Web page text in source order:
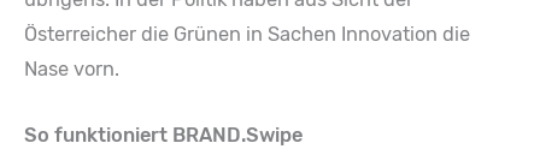
Österreicher die Grünen in Sachen Innovation die
Nase vorn.
So funktioniert BRAND.Swipe